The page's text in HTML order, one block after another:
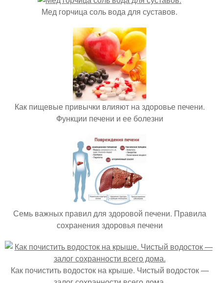
Мед горчица соль вода для суставов.
Как пищевые привычки влияют на здоровье печени.
Функции печени и ее болезни
Семь важных правил для здоровой печени. Правила
сохранения здоровья печени
Как почистить водосток на крыше. Чистый водосток —